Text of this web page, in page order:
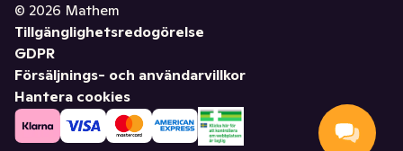
© 2026 Mathem
Tillgänglighetsredogörelse
GDPR
Försäljnings- och användarvillkor
Hantera cookies